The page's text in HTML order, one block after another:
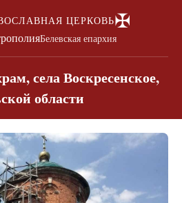
ЦЕРКОВЬ✠
Белевская епархия
села Воскресенское,
области